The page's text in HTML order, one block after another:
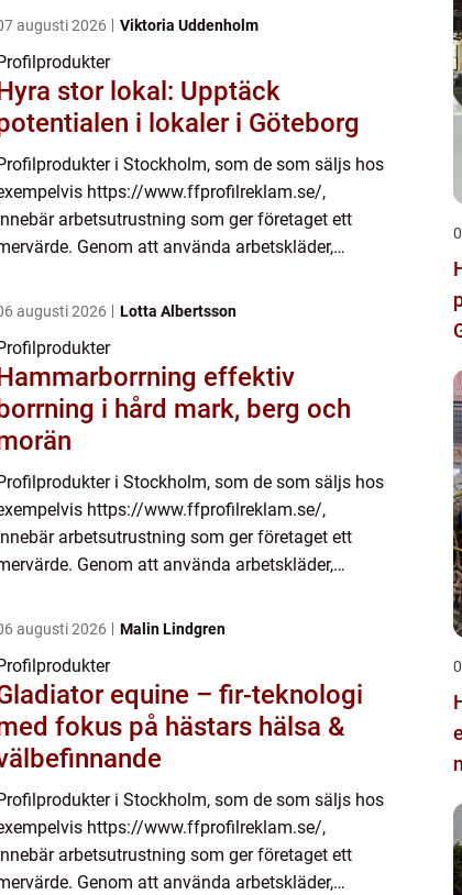
augusti 2026 Viktoria Uddenholm
stor lokal: Upptäck
i lokaler i Göteborg
i Stockholm, som de som säljs hos
https://www.ffprofilreklam.se/,
arbetsutrustning som ger företaget ett
Genom att använda arbetskläder,
augusti 2026 Lotta Albertsson
effektiv
borrning i hård mark, berg och
i Stockholm, som de som säljs hos
https://www.ffprofilreklam.se/,
arbetsutrustning som ger företaget ett
Genom att använda arbetskläder,
augusti 2026 Malin Lindgren
equine – fir-teknologi
fokus på hästars hälsa &
i Stockholm, som de som säljs hos
https://www.ffprofilreklam.se/,
arbetsutrustning som ger företaget ett
Genom att använda arbetskläder,